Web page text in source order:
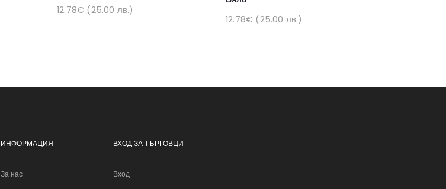
12.78€ (25.00 лв.)
12.78€ (25.00 лв.)
ИНФОРМАЦИЯ
За нас
ВХОД ЗА ТЪРГОВЦИ
Вход